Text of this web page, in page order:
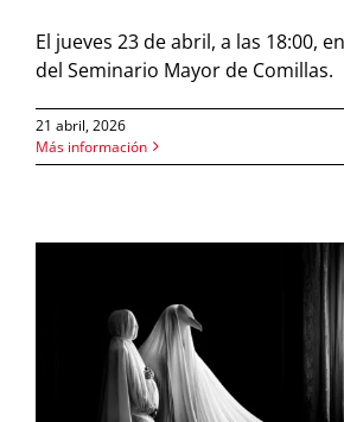
El jueves 23 de abril, a las 18:00,
del Seminario Mayor de Comillas.
21 abril, 2026
Más información